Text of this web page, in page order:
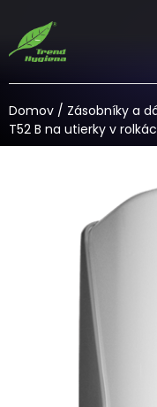
Domov / Zásobníky a
T52 B na utierky v